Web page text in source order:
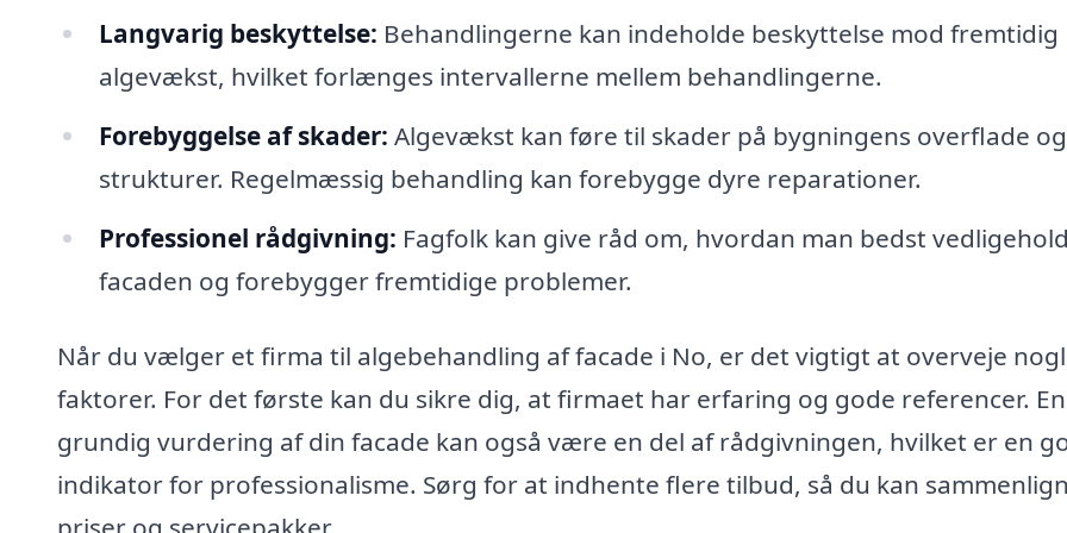
Langvarig beskyttelse: Behandlingerne kan indeholde beskyttelse mod fremtidig
algevækst, hvilket forlænges intervallerne mellem behandlingerne.
Forebyggelse af skader: Algevækst kan føre til skader på bygningens overflade og
strukturer. Regelmæssig behandling kan forebygge dyre reparationer.
Professionel rådgivning: Fagfolk kan give råd om, hvordan man bedst
facaden og forebygger fremtidige problemer.
Når du vælger et firma til algebehandling af facade i No, er det vigtigt at overveje
faktorer. For det første kan du sikre dig, at firmaet har erfaring og gode referencer. En
grundig vurdering af din facade kan også være en del af rådgivningen, hvilket er en
indikator for professionalisme. Sørg for at indhente flere tilbud, så du kan